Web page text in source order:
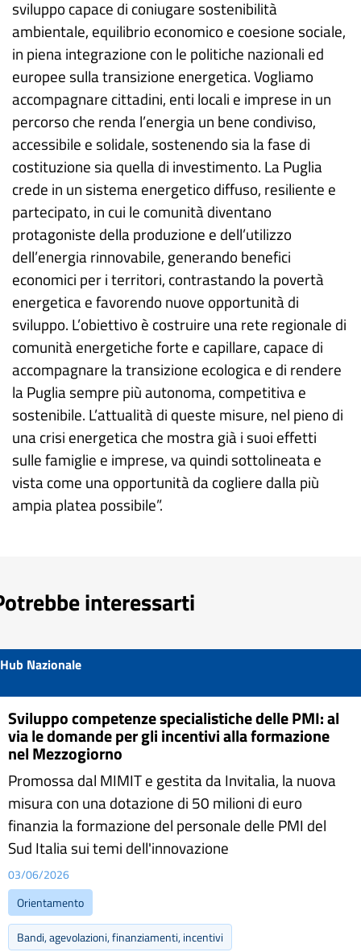
sviluppo capace di coniugare sostenibilità
ambientale, equilibrio economico e coesione sociale,
in piena integrazione con le politiche nazionali ed
europee sulla transizione energetica. Vogliamo
accompagnare cittadini, enti locali e imprese in un
percorso che renda l’energia un bene condiviso,
accessibile e solidale, sostenendo sia la fase di
costituzione sia quella di investimento. La Puglia
crede in un sistema energetico diffuso, resiliente e
partecipato, in cui le comunità diventano
protagoniste della produzione e dell’utilizzo
dell’energia rinnovabile, generando benefici
economici per i territori, contrastando la povertà
energetica e favorendo nuove opportunità di
sviluppo. L’obiettivo è costruire una rete regionale di
comunità energetiche forte e capillare, capace di
accompagnare la transizione ecologica e di rendere
la Puglia sempre più autonoma, competitiva e
sostenibile. L’attualità di queste misure, nel pieno di
una crisi energetica che mostra già i suoi effetti
sulle famiglie e imprese, va quindi sottolineata e
vista come una opportunità da cogliere dalla più
ampia platea possibile”.
interessarti
Hub Nazionale
Sviluppo competenze specialistiche delle PMI: al
via le domande per gli incentivi alla formazione
nel Mezzogiorno
Promossa dal MIMIT e gestita da Invitalia, la nuova
misura con una dotazione di 50 milioni di euro
finanzia la formazione del personale delle PMI del
Sud Italia sui temi dell'innovazione
03/06/2026
Orientamento
Bandi, agevolazioni, finanziamenti, incentivi